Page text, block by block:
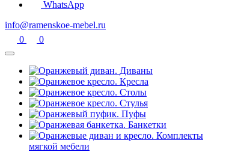
WhatsApp
info@ramenskoe-mebel.ru
0
0
Диваны
Кресла
Столы
Стулья
Пуфы
Банкетки
Комплекты
мягкой мебели